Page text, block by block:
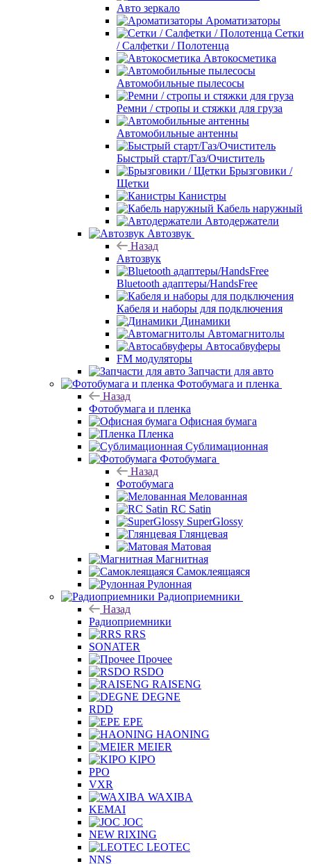
Авто зеркало
Ароматизаторы
Сетки
/ Салфетки / Полотенца
Автокосметика
Автомобильные пылесосы
Ремни / стропы и стяжки для груза
Автомобильные антенны
Быстрый старт/Газ/Очиститель
Брызговики /
Щетки
Канистры
Кабель наружный
Автодержатели
Автозвук
Назад
Автозвук
Bluetooth адаптеры/HandsFree
Кабеля и наборы для подключения
Динамики
Автомагнитолы
Автосабвуферы
FM модуляторы
Запчасти для авто
Фотобумага и пленка
Назад
Фотобумага и пленка
Офисная бумага
Пленка
Сублимационная
Фотобумага
Назад
Фотобумага
Мелованная
RC Satin
SuperGlossy
Глянцевая
Матовая
Магнитная
Самоклеящаяся
Рулонная
Радиоприемники
Назад
Радиоприемники
RRS
SONATER
Прочее
RSDO
RAISENG
DEGNE
RDD
EPE
HAONING
MEIER
KIPO
PPO
VXR
WAXIBA
KEMAI
JOC
NEW RIXING
LEOTEC
NNS